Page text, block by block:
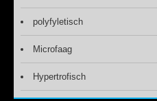
polyfyletisch
Microfaag
Hypertrofisch